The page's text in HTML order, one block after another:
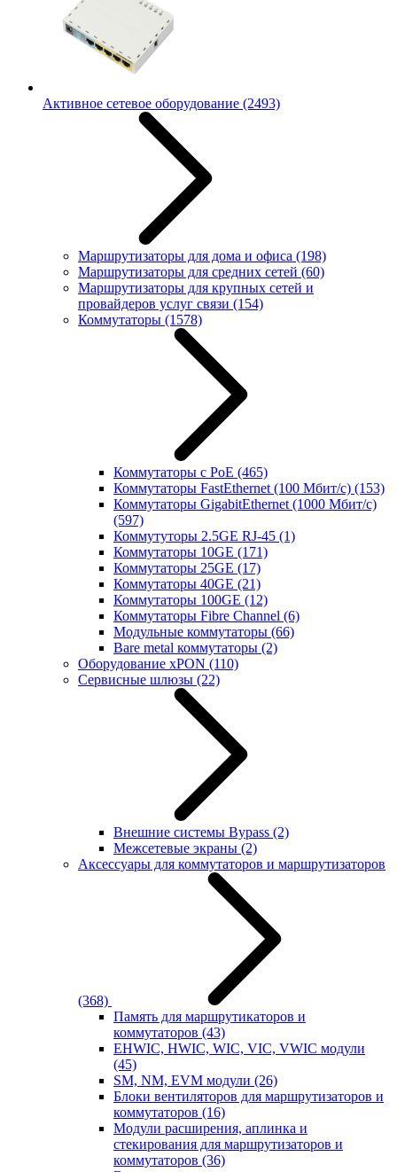
Активное сетевое оборудование (2493)
Маршрутизаторы для дома и офиса (198)
Маршрутизаторы для средних сетей (60)
Маршрутизаторы для крупных сетей и
провайдеров услуг связи (154)
Коммутаторы (1578)
Коммутаторы с PoE (465)
Коммутаторы FastEthernet (100 Мбит/с) (153)
Коммутаторы GigabitEthernet (1000 Мбит/с)
(597)
Коммутуторы 2.5GE RJ-45 (1)
Коммутаторы 10GE (171)
Коммутаторы 25GE (17)
Коммутаторы 40GE (21)
Коммутаторы 100GE (12)
Коммутаторы Fibre Channel (6)
Модульные коммутаторы (66)
Bare metal коммутаторы (2)
Оборудование xPON (110)
Сервисные шлюзы (22)
Внешние системы Bypass (2)
Межсетевые экраны (2)
Аксессуары для коммутаторов и маршрутизаторов
(368)
Память для маршрутикаторов и
коммутаторов (43)
EHWIC, HWIC, WIC, VIC, VWIC модули
(45)
SM, NM, EVM модули (26)
Блоки вентиляторов для маршрутизаторов и
коммутаторов (16)
Модули расширения, аплинка и
стекирования для маршрутизаторов и
коммутаторов (36)